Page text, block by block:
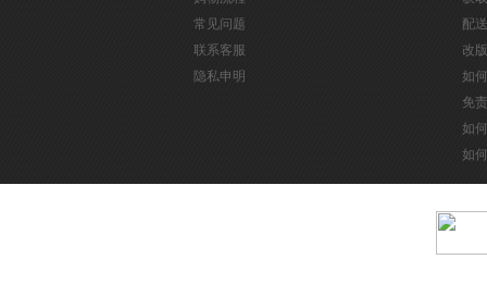
常见问题
联系客服
隐私申明
配
改
如
免
如
如